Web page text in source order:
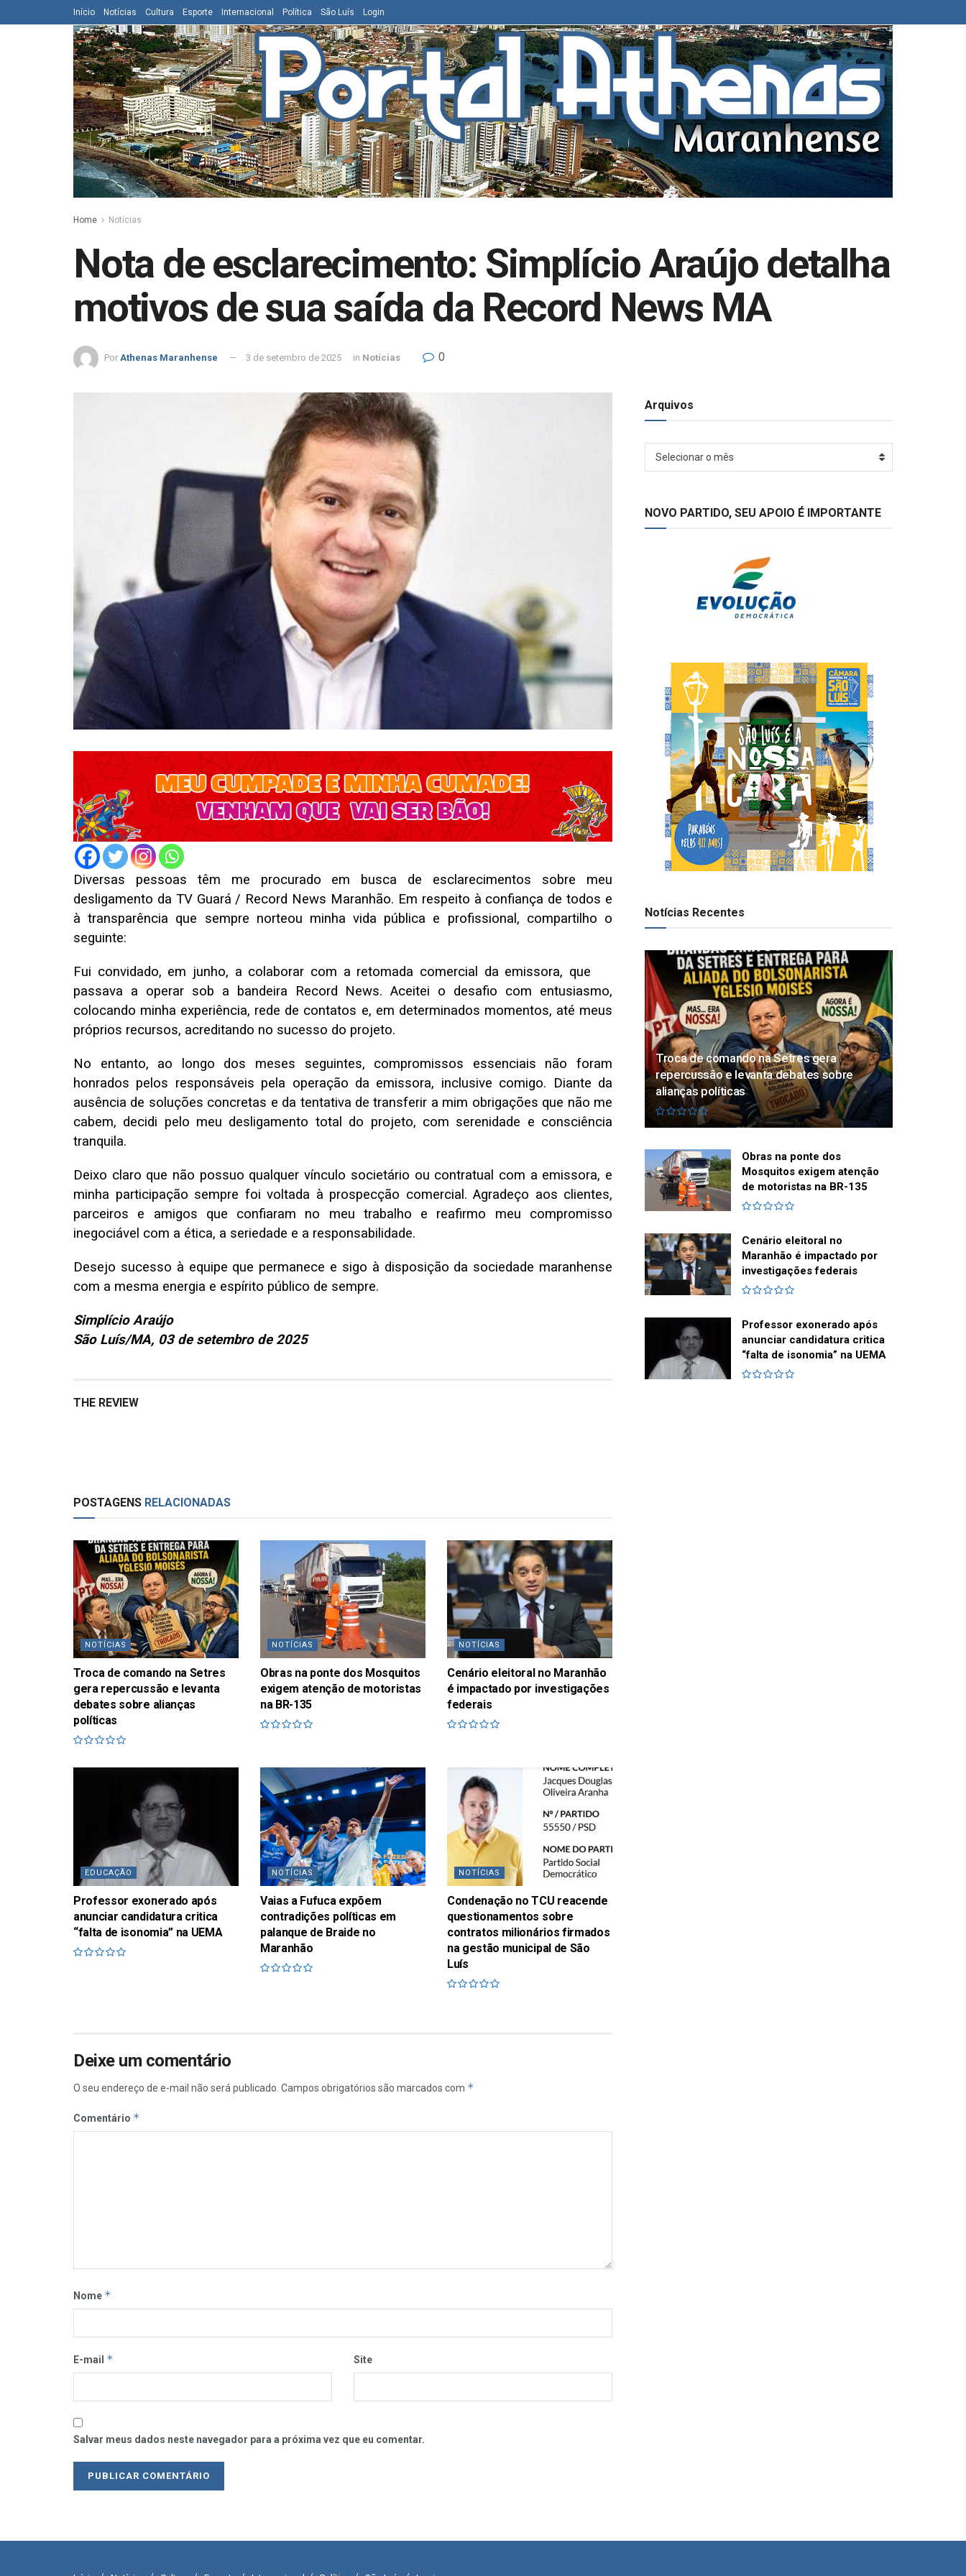
Início Notícias Cultura Esporte Internacional Política São Luís Login
Home Notícias
Nota de esclarecimento: Simplício Araújo detalha
motivos de sua saída da Record News MA
Por Athenas Maranhense 3 de setembro de 2025 in Notícias 0
Diversas pessoas têm me procurado em busca de esclarecimentos sobre meu
desligamento da TV Guará / Record News Maranhão. Em respeito à confiança de todos e
à transparência que sempre norteou minha vida pública e profissional, compartilho o
seguinte:
Fui convidado, em junho, a colaborar com a retomada comercial da emissora, que
passava a operar sob a bandeira Record News. Aceitei o desafio com entusiasmo,
colocando minha experiência, rede de contatos e, em determinados momentos, até meus
próprios recursos, acreditando no sucesso do projeto.
No entanto, ao longo dos meses seguintes, compromissos essenciais não foram
honrados pelos responsáveis pela operação da emissora, inclusive comigo. Diante da
ausência de soluções concretas e da tentativa de transferir a mim obrigações que não me
cabem, decidi pelo meu desligamento total do projeto, com serenidade e consciência
tranquila.
Deixo claro que não possuo qualquer vínculo societário ou contratual com a emissora, e
minha participação sempre foi voltada à prospecção comercial. Agradeço aos clientes,
parceiros e amigos que confiaram no meu trabalho e reafirmo meu compromisso
inegociável com a ética, a seriedade e a responsabilidade.
Desejo sucesso à equipe que permanece e sigo à disposição da sociedade maranhense
com a mesma energia e espírito público de sempre.
Simplício Araújo
São Luís/MA, 03 de setembro de 2025
THE REVIEW
POSTAGENS RELACIONADAS
NOTÍCIAS
Troca de comando na Setres
gera repercussão e levanta
debates sobre alianças
políticas
NOTÍCIAS
Obras na ponte dos Mosquitos
exigem atenção de motoristas
na BR-135
NOTÍCIAS
Cenário eleitoral no Maranhão
é impactado por investigações
federais
EDUCAÇÃO
Professor exonerado após
anunciar candidatura critica
“falta de isonomia” na UEMA
NOTÍCIAS
Vaias a Fufuca expõem
contradições políticas em
palanque de Braide no
Maranhão
NOTÍCIAS
Condenação no TCU reacende
questionamentos sobre
contratos milionários firmados
na gestão municipal de São
Luís
Deixe um comentário
O seu endereço de e-mail não será publicado. Campos obrigatórios são marcados com *
Comentário *
Nome *
E-mail * Site
Salvar meus dados neste navegador para a próxima vez que eu comentar.
Arquivos
Arquivos
Selecionar o mês
NOVO PARTIDO, SEU APOIO É IMPORTANTE
Notícias Recentes
Troca de comando na Setres gera
repercussão e levanta debates sobre
alianças políticas
Obras na ponte dos
Mosquitos exigem atenção
de motoristas na BR-135
Cenário eleitoral no
Maranhão é impactado por
investigações federais
Professor exonerado após
anunciar candidatura critica
“falta de isonomia” na UEMA